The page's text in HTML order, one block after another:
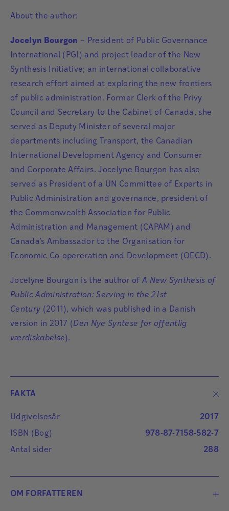
About the author:
Jocelyn Bourgon – President of Public Governance
International (PGI) and project leader of the New
Synthesis Initiative; an international collaborative
research effort aimed at exploring the new frontiers
of public administration. Former Clerk of the Privy
Council and Secretary to the Cabinet of Canada, she
served as Deputy Minister of several major
departments including Transport, the Canadian
International Development Agency and Consumer
and Corporate Affairs. Jocelyne Bourgon has also
served as President of a UN Committee of Experts in
Public Administration and governance, president of
the Commonwealth Association for Public
Administration and Management (CAPAM) and
Canada’s Ambassador to the Organisation for
Economic Co-opereration and Development (OECD).
Jocelyne Bourgon is the author of A New Synthesis of
Public Administration: Serving in the 21st
Century (2011), which was published in a Danish
version in 2017 (Den Nye Syntese for offentlig
værdiskabelse).
FAKTA
Udgivelsesår
2017
ISBN (Bog)
978-87-7158-582-7
Antal sider
288
OM FORFATTEREN